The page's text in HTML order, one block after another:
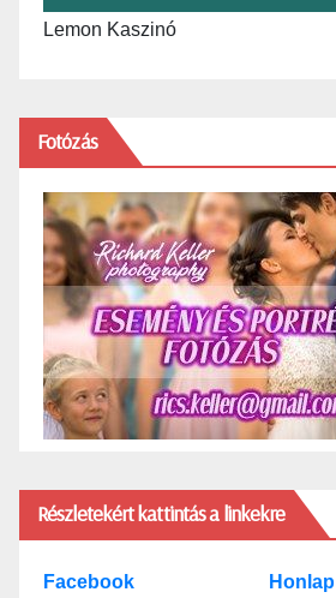
Lemon Kaszinó
Fotózás
Részletekért kattintás a linkekre
Facebook Honlap